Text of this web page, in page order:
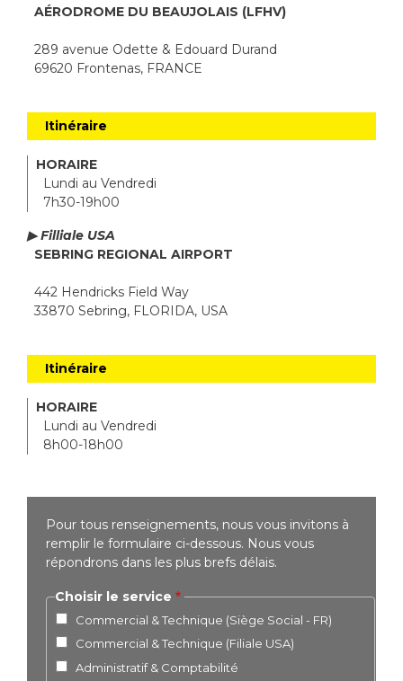
AÉRODROME DU BEAUJOLAIS (LFHV)
289 avenue Odette & Edouard Durand
69620 Frontenas, FRANCE
Itinéraire
HORAIRE
Lundi au Vendredi
7h30-19h00
▶ Filliale USA
SEBRING REGIONAL AIRPORT
442 Hendricks Field Way
33870 Sebring, FLORIDA, USA
Itinéraire
HORAIRE
Lundi au Vendredi
8h00-18h00
Pour tous renseignements, nous vous invitons à
remplir le formulaire ci-dessous. Nous vous
répondrons dans les plus brefs délais.
Choisir le service
Commercial & Technique (Siège Social - FR)
Commercial & Technique (Filiale USA)
Administratif & Comptabilité